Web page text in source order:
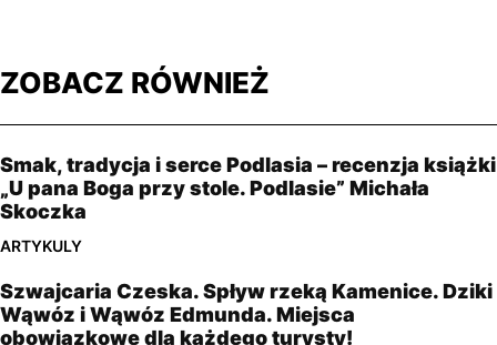
ZOBACZ RÓWNIEŻ
Smak, tradycja i serce Podlasia – recenzja książki
„U pana Boga przy stole. Podlasie” Michała
Skoczka
ARTYKULY
Szwajcaria Czeska. Spływ rzeką Kamenice. Dziki
Wąwóz i Wąwóz Edmunda. Miejsca
obowiązkowe dla każdego turysty!